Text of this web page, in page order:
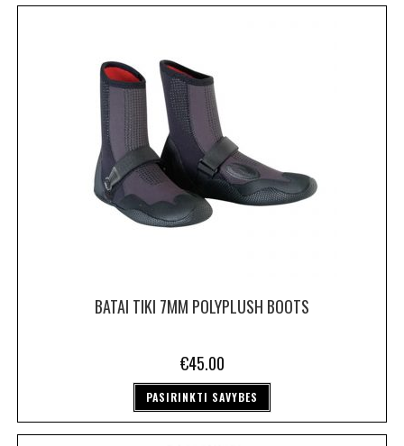
BATAI TIKI 7MM POLYPLUSH BOOTS
€45.00
PASIRINKTI SAVYBES